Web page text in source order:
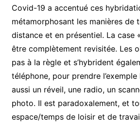
Covid-19 a accentué ces
métamorphosant les manières de
distance et en présentiel. La case
être complètement revisitée. Les
pas à la règle et s’hybrident
téléphone, pour prendre
aussi un réveil, une radio, un
photo. Il est paradoxalement, et
espace/temps de loisir et de